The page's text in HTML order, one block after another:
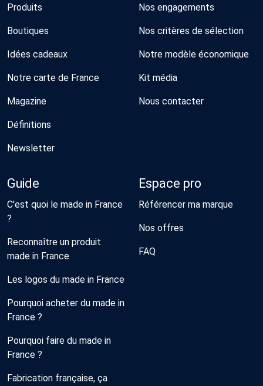
Produits
Boutiques
Idées cadeaux
Notre carte de France
Magazine
Définitions
Newsletter
Nos engagements
Nos critères de sélection
Notre modèle économique
Kit média
Nous contacter
Guide
C'est quoi le made in France
?
Reconnaître un produit
made in France
Les logos du made in France
Pourquoi acheter du made in
France ?
Pourquoi faire du made in
France ?
Fabrication française, ça
Espace pro
Référencer ma marque
Nos offres
FAQ